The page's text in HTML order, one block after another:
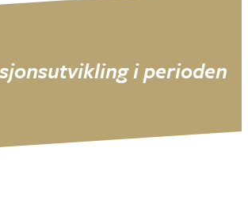
i perioden